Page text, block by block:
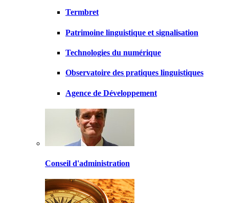
Termbret
Patrimoine linguistique et signalisation
Technologies du numérique
Observatoire des pratiques linguistiques
Agence de Développement
Conseil d'administration